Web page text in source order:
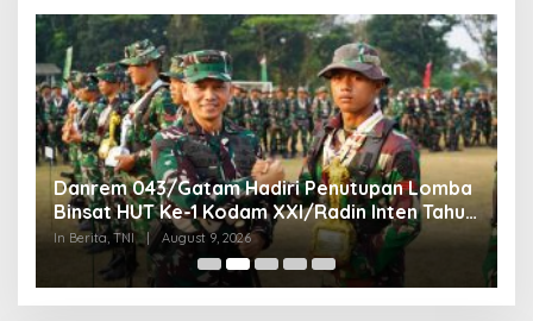
Danrem 043/Gatam Hadiri Penutupan Lomba
Binsat HUT Ke-1 Kodam XXI/Radin Inten Tahun
2026
In Berita, TNI | August 9, 2026